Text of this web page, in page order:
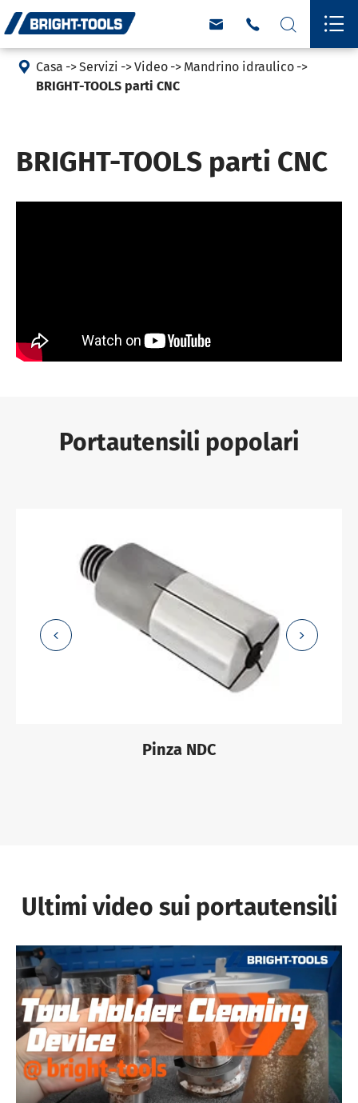
   
 Casa Servizi Video
Mandrino idraulico
BRIGHT-TOOLS parti CNC
BRIGHT-TOOLS parti CNC
Portautensili popolari
Pinza NDC
Ultimi video sui portautensili